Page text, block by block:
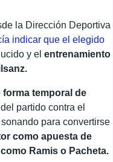
la Dirección Deportiva
indicar que el elegido
y elentrenamiento
temporal de
partido contra el
para convertirse
como apuesta de
Ramis o Pacheta.